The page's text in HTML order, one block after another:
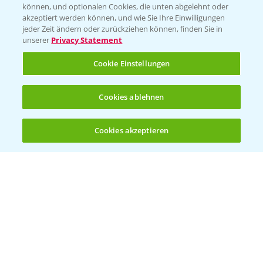
5:04
Standortreport Nauen - Eine starke
Herbizidlösung im Mais
(noch 4)
können, und optionalen Cookies, die unten abgelehnt oder
akzeptiert werden können, und wie Sie Ihre Einwilligungen
jeder Zeit ändern oder zurückziehen können, finden Sie in
unserer Privacy Statement
Cookie Einstellungen
Cookies ablehnen
Cookies akzeptieren